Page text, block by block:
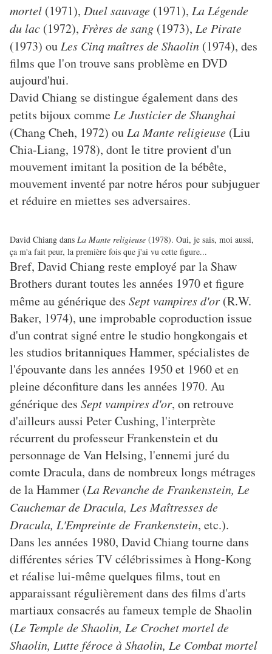
mortel (1971), Duel sauvage (1971), La Légende
du lac (1972), Frères de sang (1973), Le Pirate
(1973) ou Les Cinq maîtres de Shaolin (1974), des
films que l'on trouve sans problème en DVD
aujourd'hui.
David Chiang se distingue également dans des
petits bijoux comme Le Justicier de Shanghai
(Chang Cheh, 1972) ou La Mante religieuse (Liu
Chia-Liang, 1978), dont le titre provient d'un
mouvement imitant la position de la bébête,
mouvement inventé par notre héros pour subjuguer
et réduire en miettes ses adversaires.
David Chiang dans La Mante religieuse (1978). Oui, je sais, moi aussi,
ça m'a fait peur, la première fois que j'ai vu cette figure...
Bref, David Chiang reste employé par la Shaw
Brothers durant toutes les années 1970 et figure
même au générique des Sept vampires d'or (R.W.
Baker, 1974), une improbable coproduction issue
d'un contrat signé entre le studio hongkongais et
les studios britanniques Hammer, spécialistes de
l'épouvante dans les années 1950 et 1960 et en
pleine déconfiture dans les années 1970. Au
générique des Sept vampires d'or, on retrouve
d'ailleurs aussi Peter Cushing, l'interprète
récurrent du professeur Frankenstein et du
personnage de Van Helsing, l'ennemi juré du
comte Dracula, dans de nombreux longs métrages
de la Hammer (La Revanche de Frankenstein, Le
Cauchemar de Dracula, Les Maîtresses de
Dracula, L'Empreinte de Frankenstein, etc.).
Dans les années 1980, David Chiang tourne dans
différentes séries TV célébrissimes à Hong-Kong
et réalise lui-même quelques films, tout en
apparaissant régulièrement dans des films d'arts
martiaux consacrés au fameux temple de Shaolin
(Le Temple de Shaolin, Le Crochet mortel de
Shaolin, Lutte féroce à Shaolin, Le Combat mortel